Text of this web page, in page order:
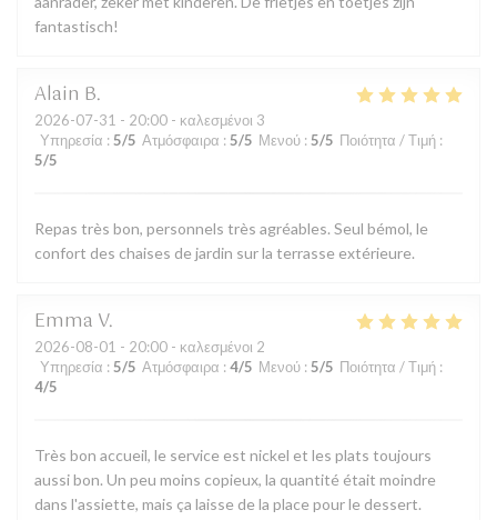
fantastisch!
Alain B
2026-07-31 - 20:00 - καλεσμένοι 3
Υπηρεσία : 5/5 Ατμόσφαιρα : 5/5 Μενού : 5/5 Ποιότητα / Τιμή :
5/5
Repas très bon, personnels très agréables. Seul bémol, le
confort des chaises de jardin sur la terrasse extérieure.
Emma V
2026-08-01 - 20:00 - καλεσμένοι 2
Υπηρεσία : 5/5 Ατμόσφαιρα : 4/5 Μενού : 5/5 Ποιότητα / Τιμή :
4/5
Très bon accueil, le service est nickel et les plats toujours
aussi bon. Un peu moins copieux, la quantité était moindre
dans l'assiette, mais ça laisse de la place pour le dessert.